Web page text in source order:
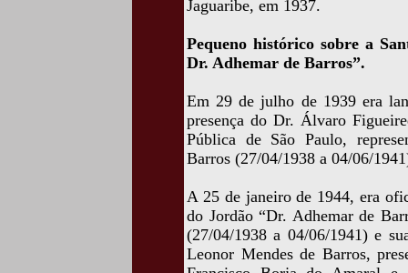
Jaguaribe, em 1937.
Pequeno histórico sobre a
Dr. Adhemar de Barros”.
Em 29 de julho de 1939 era
presença do Dr. Álvaro
Pública de São Paulo,
Barros (27/04/1938 a 04/06/
A 25 de janeiro de 1944, era
do Jordão “Dr. Adhemar de
(27/04/1938 a 04/06/1941) e
Leonor Mendes de Barros,